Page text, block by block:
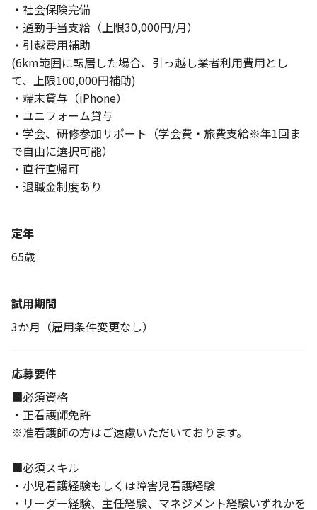
・社会保険完備
・通勤手当支給（上限30,000円/月）
・引越費用補助
(6km範囲に転居した場合、引っ越し業者利用費用とし
て、上限100,000円補助)
・端末貸与（iPhone）
・ユニフォーム貸与
・学会、研修参加サポート（学会費・旅費支給※年1回ま
で自由に選択可能）
・直行直帰可
・退職金制度あり
定年
65歳
試用期間
3か月（雇用条件変更なし）
応募要件
■必須資格
・正看護師免許
※准看護師の方はご遠慮いただいております。
■必須スキル
・小児看護経験もしくは障害児看護経験
・リーダー経験、主任経験、マネジメント経験いずれかを